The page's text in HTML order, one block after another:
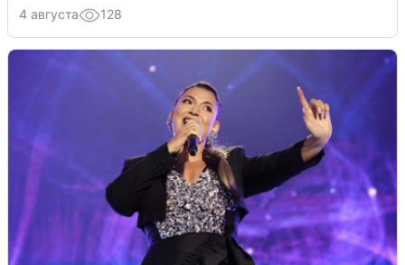
4 августа 128